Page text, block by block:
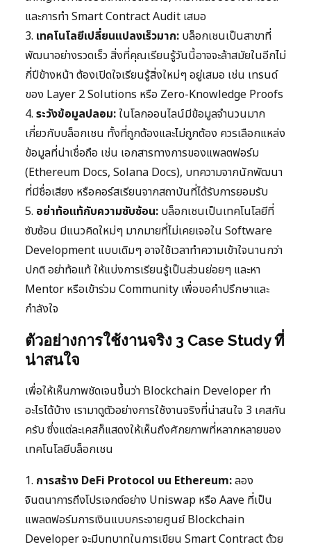
และการทำ Smart Contract Audit เสมอ
3. เทคโนโลยีเปลี่ยนแปลงเร็วมาก: บล็อกเชนเป็นสาขาที่
พัฒนาอย่างรวดเร็ว สิ่งที่คุณเรียนรู้วันนี้อาจจะล้าสมัยในอีกไม่
กี่ปีข้างหน้า ต้องเปิดใจเรียนรู้สิ่งใหม่ๆ อยู่เสมอ เช่น เทรนด์
ของ Layer 2 Solutions หรือ Zero-Knowledge Proofs
4. ระวังข้อมูลปลอม:ในโลกออนไลน์มีข้อมูลจำนวนมาก
เกี่ยวกับบล็อกเชน ทั้งที่ถูกต้องและไม่ถูกต้อง ควรเลือกแหล่ง
ข้อมูลที่น่าเชื่อถือ เช่น เอกสารทางการของแพลตฟอร์ม
(Ethereum Docs, Solana Docs), บทความจากนักพัฒนา
ที่มีชื่อเสียง หรือคอร์สเรียนจากสถาบันที่ได้รับการยอมรับ
5. อย่าท้อแท้กับความซับซ้อน: บล็อกเชนเป็นเทคโนโลยีที่
ซับซ้อน มีแนวคิดใหม่ๆ มากมายที่ไม่เคยเจอใน Software
Development แบบเดิมๆ อาจใช้เวลาทำความเข้าใจนานกว่า
ปกติ อย่าท้อแท้ ให้แบ่งการเรียนรู้เป็นส่วนย่อยๆ และหา
Mentor หรือเข้าร่วม Community เพื่อขอคำปรึกษาและ
กำลังใจ
ตัวอย่างการใช้งานจริง 3 Case Study ที่
น่าสนใจ
เพื่อให้เห็นภาพชัดเจนขึ้นว่า Blockchain Developer ทำ
อะไรได้บ้าง เรามาดูตัวอย่างการใช้งานจริงที่น่าสนใจ 3 เคสกัน
ครับ ซึ่งแต่ละเคสก็แสดงให้เห็นถึงศักยภาพที่หลากหลายของ
เทคโนโลยีบล็อกเชน
1. การสร้าง DeFi Protocol บน Ethereum:ลอง
จินตนาการถึงโปรเจกต์อย่าง Uniswap หรือ Aave ที่เป็น
แพลตฟอร์มการเงินแบบกระจายศูนย์ Blockchain
Developer จะมีบทบาทในการเขียน Smart Contract ด้วย